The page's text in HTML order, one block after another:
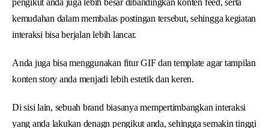
kemudahan dalam membalas postingan tersebut, sehingga kegiatan
interaksi bisa berjalan lebih lancar.
Anda juga bisa menggunakan fitur GIF dan template agar tampilan
konten story anda menjadi lebih estetik dan keren.
Di sisi lain, sebuah brand biasanya mempertimbangkan interaksi
yang anda lakukan denagn pengikut anda, sehingga semakin tinggi